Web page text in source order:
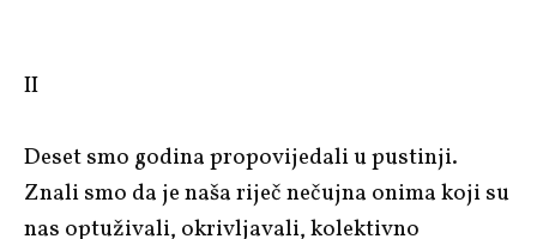
II
Deset smo godina propovijedali u pustinji.
Znali smo da je naša riječ nečujna onima koji su
nas optuživali, okrivljavali, kolektivno